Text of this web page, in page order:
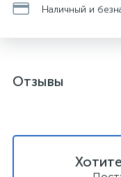
Наличный и
Отзывы